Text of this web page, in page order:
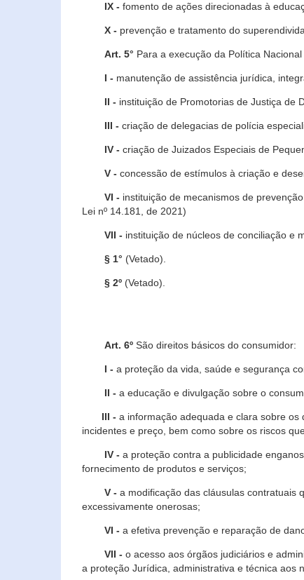
IX - fomento de ações direcionadas à
X - prevenção e tratamento do
Art. 5° Para a execução da Política
I - manutenção de assistência jurídica,
II - instituição de Promotorias de Justiça de
III - criação de delegacias de polícia
IV - criação de Juizados Especiais de
V - concessão de estímulos à criação e
VI - instituição de mecanismos de
Lei nº 14.181, de 2021)
VII - instituição de núcleos de conciliação
§ 1° (Vetado).
§ 2º (Vetado).
Art. 6º São direitos básicos do consumidor:
I - a proteção da vida, saúde e segurança
II - a educação e divulgação sobre o
III - a informação adequada e clara sobre
incidentes e preço, bem como sobre os
IV - a proteção contra a publicidade
fornecimento de produtos e serviços;
V - a modificação das cláusulas contratuais
excessivamente onerosas;
VI - a efetiva prevenção e reparação de
VII - o acesso aos órgãos judiciários e
a proteção Jurídica, administrativa e técnica aos